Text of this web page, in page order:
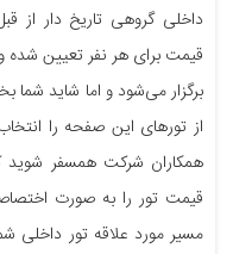
داخلی گروهی تاریخ دار از
قیمت برای هر نفر تعیین شده
برگزار می‌شود و اما شاید
از تورهای این صفحه را
همکاران شرکت همسفر شوید
قیمت تور را به صورت
مسیر مورد علاقه تور داخلی